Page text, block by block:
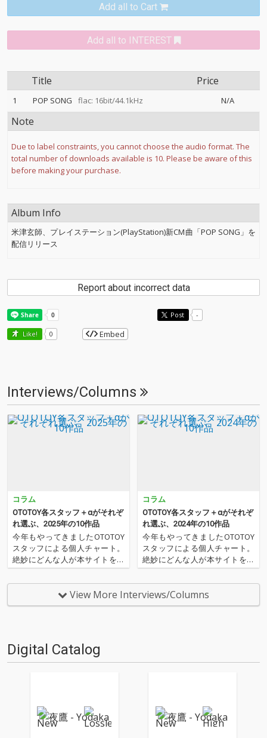
Add all to Cart
Add all to INTEREST
Title Price
1 POP SONG flac: 16bit/44.1kHz N/A
Note
Due to label constraints, you cannot choose the audio format. The
total number of downloads available is 10. Please be aware of this
before making your purchase.
Album Info
米津玄師、プレイステーション(PlayStation)新CM曲「POP SONG」を
配信リリース
Report about incorrect data
Post -
Like! 0 Embed
Interviews/Columns
コラム
OTOTOY各スタッフ＋αがそれぞ
れ選ぶ、2025年の10作品
今年もやってきましたOTOTOY
スタッフによる個人チャート。
絶妙にどんな人が本サイトを運
営しているのか？ そんな自己
紹介もちょっとかねておりま
す。2025年は、それぞれなにを
聴いてOTOTOYを作っていたの
コラム
OTOTOY各スタッフ＋αがそれぞ
れ選ぶ、2024年の10作品
今年もやってきましたOTOTOY
スタッフによる個人チャート。
絶妙にどんな人が本サイトを運
営しているのか？ そんな自己
紹介もちょっとかねておりま
す。2024年は、それぞれなにを
聴いてOTOTOYを作っていたの
View More Interviews/Columns
Digital Catalog